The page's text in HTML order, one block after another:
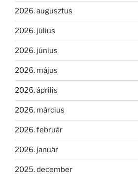
2026. augusztus
2026. július
2026. június
2026. május
2026. április
2026. március
2026. február
2026. január
2025. december